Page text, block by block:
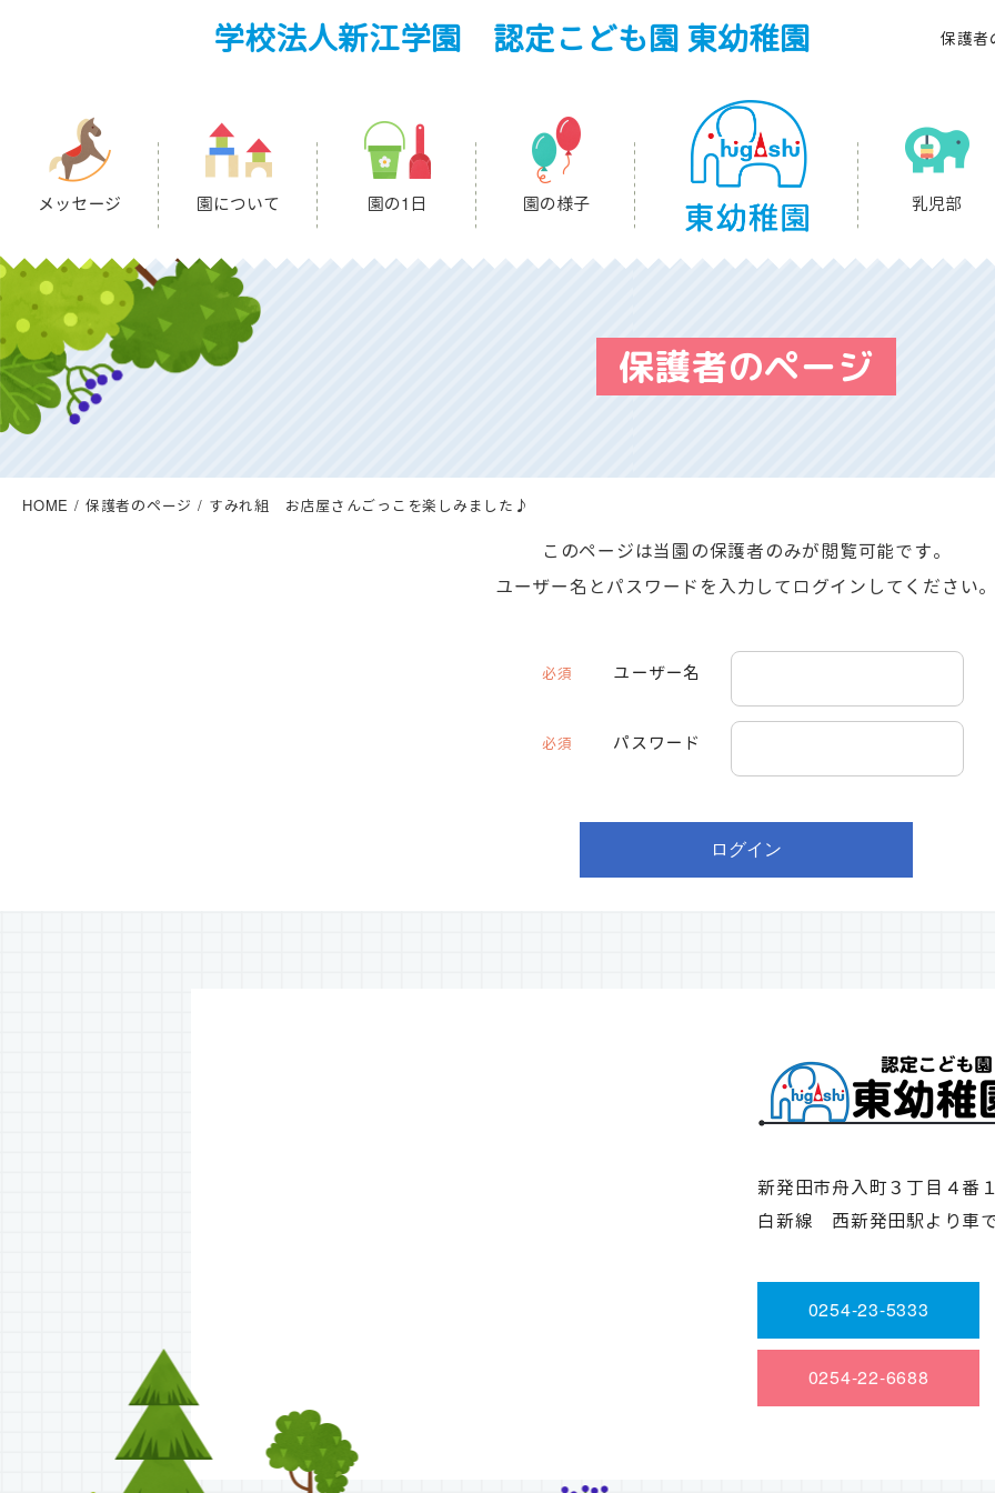
学校法人新江学園 認定こども園 東幼稚園 保護者
メッセージ 園について 園の1日 園の様子 乳児部
保護者のページ
HOME 保護者のページ すみれ組 お店屋さんごっこを楽しみました♪
このページは当園の保護者のみが閲覧可能です。
ユーザー名とパスワードを入力してログインしてください
ユーザー名
必須
パスワード
必須
新発田市舟入町３丁目４番
白新線 西新発田駅より車
0254-23-5333
0254-22-6688